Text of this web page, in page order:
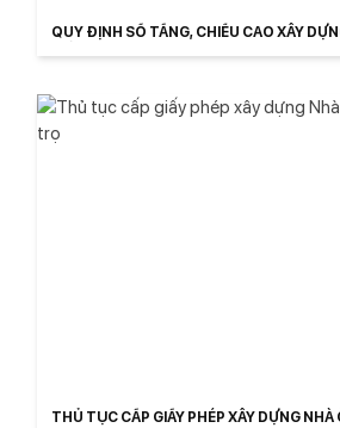
QUY ĐỊNH SỐ TẦNG, CHIỀU CAO XÂY
THỦ TỤC CẤP GIẤY PHÉP XÂY DỰNG NHÀ